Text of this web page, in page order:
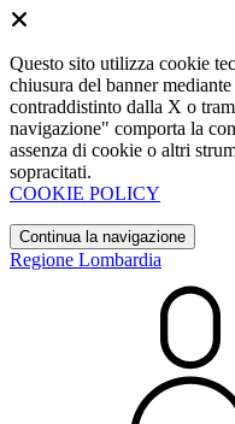
Questo sito utilizza cookie
chiusura del banner
contraddistinto dalla X o
navigazione" comporta la
assenza di cookie o altri
sopracitati.
COOKIE POLICY
Continua la navigazione
Regione Lombardia